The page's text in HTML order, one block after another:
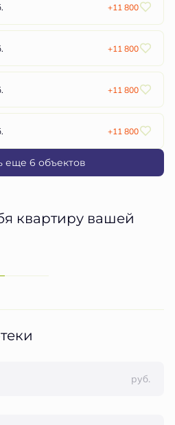
+11 800
+11 800
+11 800
+11 800
еще 6 объектов
квартиру вашей
руб.